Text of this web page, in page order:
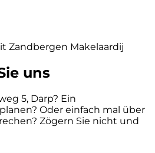
Zandbergen Makelaardij
uns
5, Darp? Ein
Oder einfach mal über
Zögern Sie nicht und